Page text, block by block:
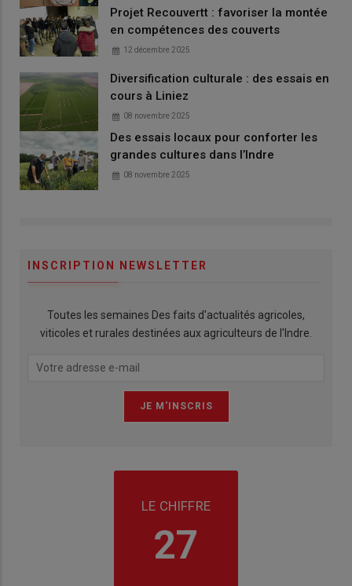
Projet Recouvertt : favoriser la montée
en compétences des couverts
12 décembre 2025
Diversification culturale : des essais en
cours à Liniez
08 novembre 2025
Des essais locaux pour conforter les
grandes cultures dans l’Indre
08 novembre 2025
INSCRIPTION NEWSLETTER
Toutes les semaines Des faits d'actualités agricoles,
viticoles et rurales destinées aux agriculteurs de l'Indre.
LE CHIFFRE
27